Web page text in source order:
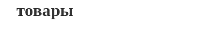
товары